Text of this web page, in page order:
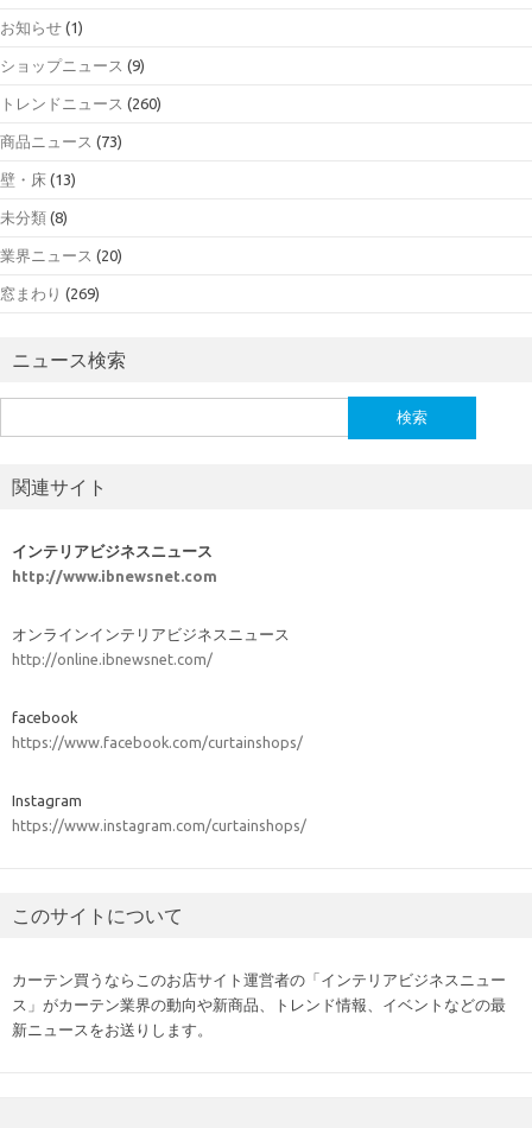
お知らせ (1)
ショップニュース (9)
トレンドニュース (260)
商品ニュース (73)
壁・床 (13)
未分類 (8)
業界ニュース (20)
窓まわり (269)
ニュース検索
索:
関連サイト
インテリアビジネスニュース
http://www.ibnewsnet.com
オンラインインテリアビジネスニュース
http://online.ibnewsnet.com/
facebook
https://www.facebook.com/curtainshops/
Instagram
https://www.instagram.com/curtainshops/
このサイトについて
カーテン買うならこのお店サイト運営者の「インテリアビジネスニュー
ス」がカーテン業界の動向や新商品、トレンド情報、イベントなどの最
新ニュースをお送りします。